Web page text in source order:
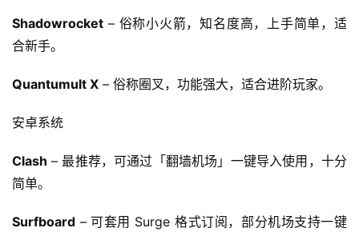
Shadowrocket – 俗称小火箭，知名度高，上手简单，适
合新手。
Quantumult X – 俗称圈叉，功能强大，适合进阶玩家。
安卓系统
Clash – 最推荐，可通过「翻墙机场」一键导入使用，十分
简单。
Surfboard – 可套用 Surge 格式订阅，部分机场支持一键